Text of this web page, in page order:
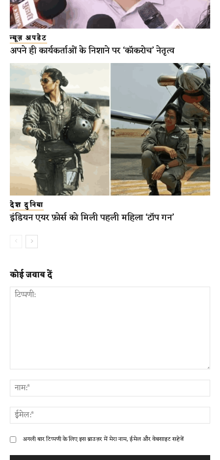
न्यूज़ अपडेट
अपने ही कार्यकर्ताओं के निशाने पर ‘कॉकरोच’ नेतृत्व
देश दुनिया
इंडियन एयर फ़ोर्स को मिली पहली महिला ‘टॉप गन’
कोई जवाब दें
अगली बार टिप्पणी के लिए इस ब्राउज़र में मेरा नाम, ईमेल और वेबसाइट सहेजें